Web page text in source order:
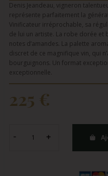
Denis Jeandeau, vigneron
représente parfaitement la
Vinificateur irréprochable, sa
de lui un artiste. La robe dorée et
notes d’amandes. La palette
discret de ce magnifique vin, qui
bourguignons. Un format
exceptionnelle.
225 €